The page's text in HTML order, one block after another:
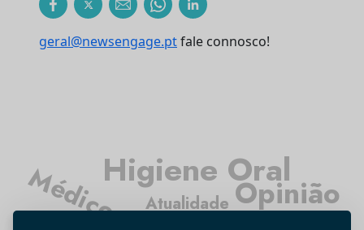
geral@newsengage.ptfale connosco!
Atualidade
Higiene Oral
Opinião